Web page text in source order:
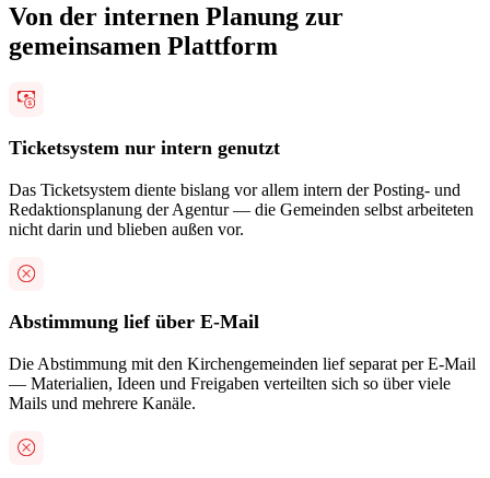
Von der internen Planung zur
gemeinsamen Plattform
Ticketsystem nur intern genutzt
Das Ticketsystem diente bislang vor allem intern der Posting- und
Redaktionsplanung der Agentur — die Gemeinden selbst arbeiteten
nicht darin und blieben außen vor.
Abstimmung lief über E-Mail
Die Abstimmung mit den Kirchengemeinden lief separat per E-Mail
— Materialien, Ideen und Freigaben verteilten sich so über viele
Mails und mehrere Kanäle.